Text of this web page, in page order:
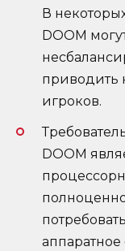
В
DOOM
приводить
игроков.
DOOM